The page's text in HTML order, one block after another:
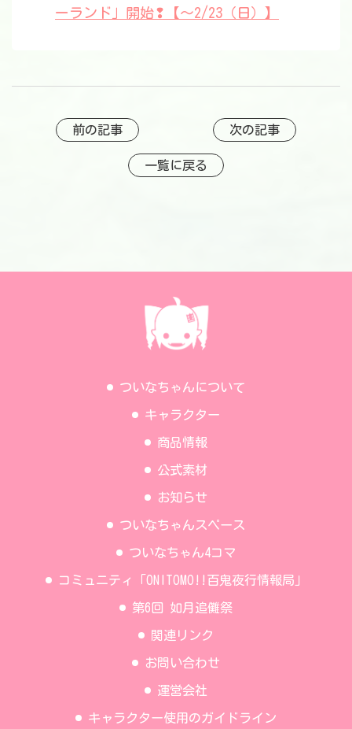
ーランド」開始❢【〜2/23（日）】
前の記事 次の記事
一覧に戻る
ついなちゃんについて
キャラクター
商品情報
公式素材
お知らせ
ついなちゃんスペース
ついなちゃん4コマ
コミュニティ「ONITOMO!!百鬼夜行情報局」
第6回 如月追儺祭
関連リンク
お問い合わせ
運営会社
キャラクター使用のガイドライン